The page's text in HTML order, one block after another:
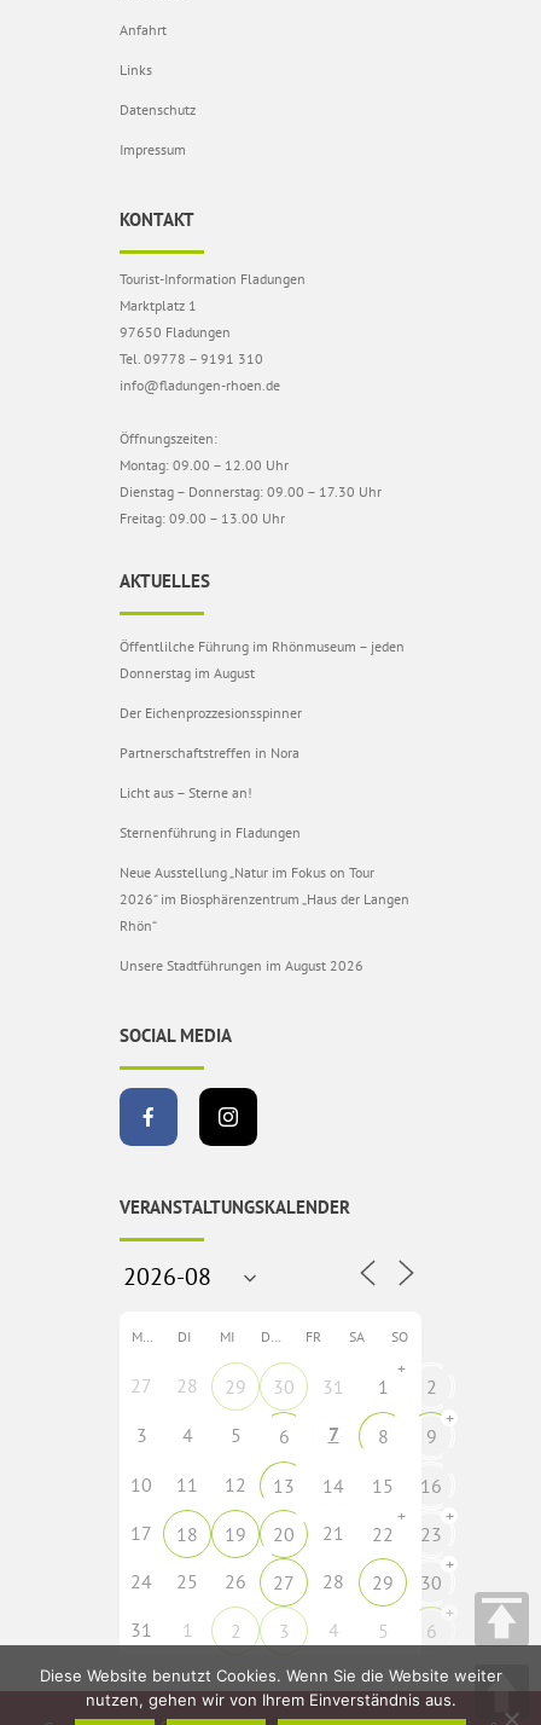
Anfahrt
Links
Datenschutz
Impressum
KONTAKT
Tourist-Information Fladungen
Marktplatz 1
97650 Fladungen
Tel. 09778 – 9191 310
info@fladungen-rhoen.de
Öffnungszeiten:
Montag: 09.00 – 12.00 Uhr
Dienstag – Donnerstag: 09.00 – 17.30 Uhr
Freitag: 09.00 – 13.00 Uhr
AKTUELLES
Öffentlilche Führung im Rhönmuseum – jeden
Donnerstag im August
Der Eichenprozzesionsspinner
Partnerschaftstreffen in Nora
Licht aus – Sterne an!
Sternenführung in Fladungen
Neue Ausstellung „Natur im Fokus on Tour
2026“ im Biosphärenzentrum „Haus der Langen
Rhön“
Unsere Stadtführungen im August 2026
SOCIAL MEDIA
VERANSTALTUNGSKALENDER
MO DI MI DO FR SA SO
27 28 29 30 31 1
+
2
3
4 5 6 7 8 9
+
10 11 12 13 14 15
16
17
18 19 20 21 22
+
23
+
24 25 26 27 28 29 30
+
31 1 2 3 4 5 6
+
Diese Website benutzt Cookies. Wenn Sie die Website weiter
nutzen, gehen wir von Ihrem Einverständnis aus.